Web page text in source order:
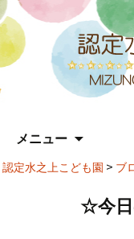
メニュー
テ
ツ
へ
認定水之上こども園 > ブ
☆今